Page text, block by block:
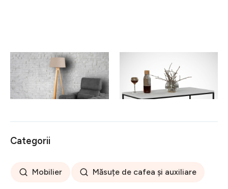
Masuta de cafea Shelf
Walnut, Comforty,
104x56x47 cm, aluna
729 lei
Masuta de cafea Cosco
White, Comforty,
95x55x43 cm, alb
614 lei
Categorii
Mobilier Măsuțe de cafea și auxiliare